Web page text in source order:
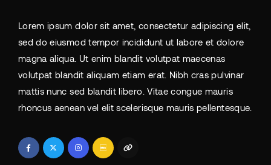
Lorem ipsum dolor sit amet, consectetur adipiscing elit,
sed do eiusmod tempor incididunt ut labore et dolore
magna aliqua. Ut enim blandit volutpat maecenas
volutpat blandit aliquam etiam erat. Nibh cras pulvinar
mattis nunc sed blandit libero. Vitae congue mauris
rhoncus aenean vel elit scelerisque mauris pellentesque.